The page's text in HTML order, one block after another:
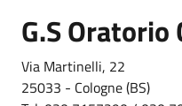
G.S Oratorio
Via Martinelli, 22
25033 - Cologne (BS)